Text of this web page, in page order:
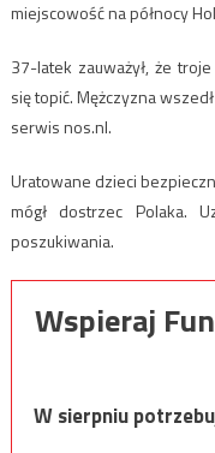
miejscowość na północy
37-latek zauważył, że
się topić. Mężczyzna
serwis nos.nl.
Uratowane dzieci
mógł dostrzec Polaka.
poszukiwania.
Wspieraj
W sierpniu